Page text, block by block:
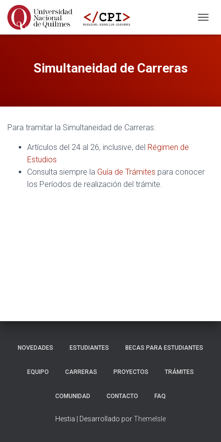
Simultaneidad de Carreras
Para tramitar la Simultaneidad de Carreras:
Artículos del 24 al 26, inclusive, del Régimen de
Estudios
Consulta siempre la Guía de Trámites para conocer
los Períodos de realización del trámite.
NOVEDADES ESTUDIANTES BECAS PARA ESTUDIANTES
EQUIPO CARRERAS PROYECTOS TRÁMITES
COMUNIDAD CONTACTO FAQ
Hestia | Desarrollado porThemeIsle